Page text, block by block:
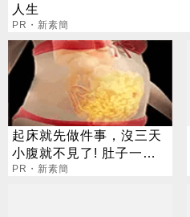
人生
PR・新素簡
起床就先做件事，沒三天
小腹就不見了! 肚子一天
天變小！
PR・新素簡